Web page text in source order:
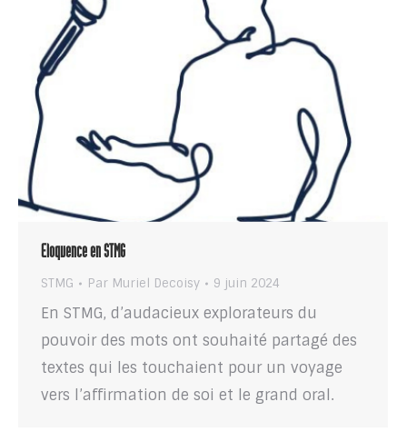
Eloquence en STMG
STMG Par Muriel Decoisy 9 juin 2024
En STMG, d’audacieux explorateurs du
pouvoir des mots ont souhaité partagé des
textes qui les touchaient pour un voyage
vers l’affirmation de soi et le grand oral.